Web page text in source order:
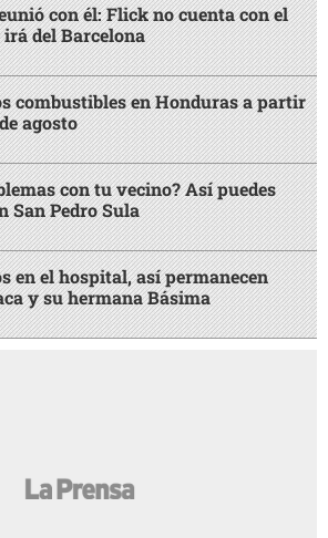
con él: Flick no cuenta con el
del Barcelona
combustibles en Honduras a partir
agosto
con tu vecino? Así puedes
San Pedro Sula
en el hospital, así permanecen
y su hermana Básima